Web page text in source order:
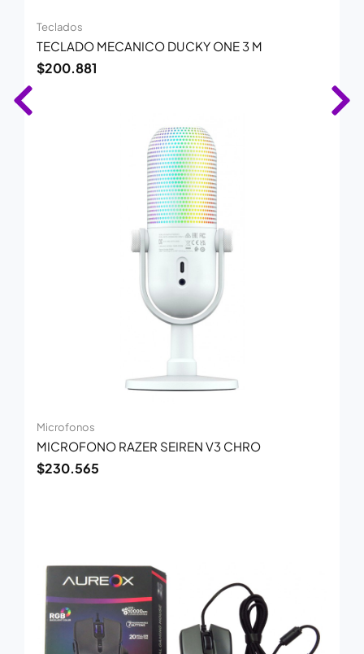
Teclados
TECLADO MECANICO DUCKY ONE 3 M
$200.881
Microfonos
MICROFONO RAZER SEIREN V3 CHRO
$230.565